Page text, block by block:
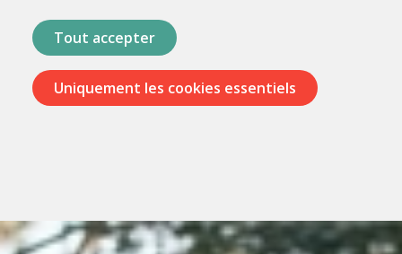
Tout accepter
Uniquement les cookies essentiels